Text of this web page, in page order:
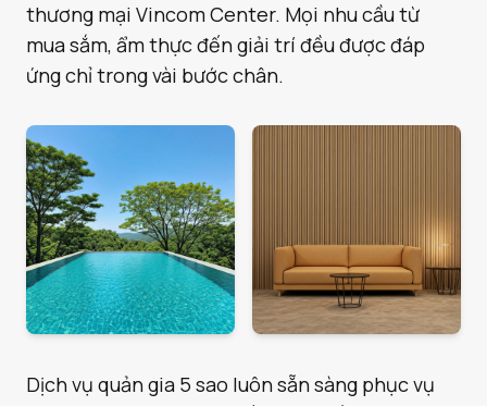
thương mại Vincom Center. Mọi nhu cầu từ
mua sắm, ẩm thực đến giải trí đều được đáp
ứng chỉ trong vài bước chân.
Dịch vụ quản gia 5 sao luôn sẵn sàng phục vụ